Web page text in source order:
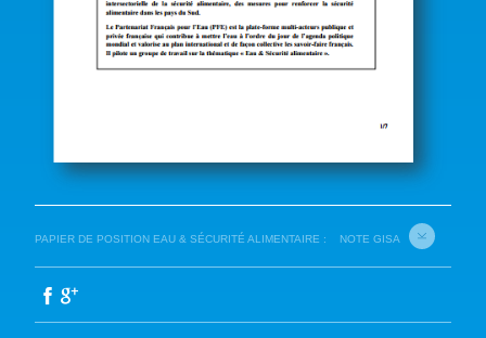
PAPIER DE POSITION EAU & SÉCURITÉ ALIMENTAIRE : NOTE GISA